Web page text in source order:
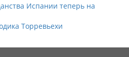
Испании теперь на
Торревьехи